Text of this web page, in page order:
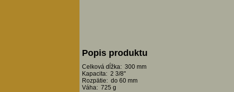
Popis produktu
Celková dĺžka: 300 mm
Kapacita: 2 3/8"
Rozpätie: do 60 mm
Váha: 725 g